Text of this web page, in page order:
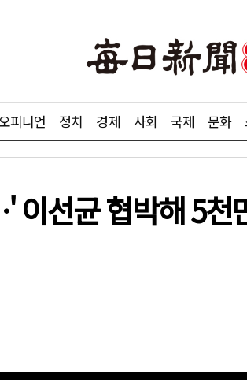
피니언 정치 경제 사회 국제 문화
이선균 협박해 5